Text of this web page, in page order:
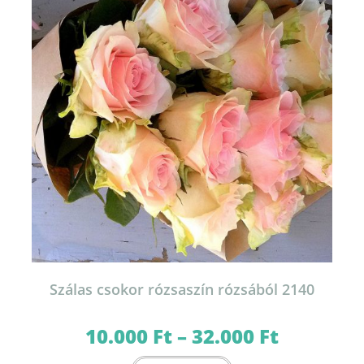
termékoldalon
választhatók
ki
Szálas csokor rózsaszín rózsából 2140
10.000 Ft–32.000 Ft10.000 Ft